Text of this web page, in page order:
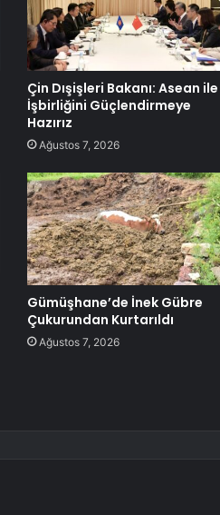
Çin Dışişleri Bakanı: Asean ile
İşbirliğini Güçlendirmeye
Hazırız
Ağustos 7, 2026
Gümüşhane’de İnek Gübre
Çukurundan Kurtarıldı
Ağustos 7, 2026